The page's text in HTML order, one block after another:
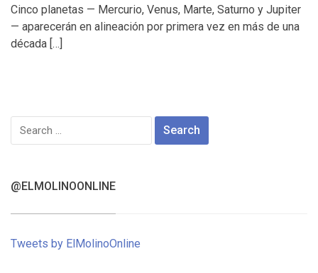
Cinco planetas — Mercurio, Venus, Marte, Saturno y Jupiter
— aparecerán en alineación por primera vez en más de una
década […]
Search
@ELMOLINOONLINE
Tweets by ElMolinoOnline